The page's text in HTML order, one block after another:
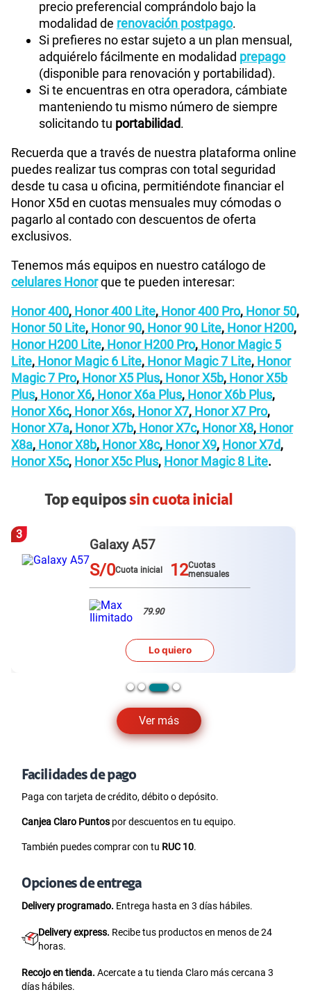
precio preferencial comprándolo bajo la
modalidad de renovación postpago.
Si prefieres no estar sujeto a un plan mensual,
adquiérelo fácilmente en modalidad prepago
(disponible para renovación y portabilidad).
Si te encuentras en otra operadora, cámbiate
manteniendo tu mismo número de siempre
solicitando tu portabilidad.
Recuerda que a través de nuestra plataforma online
puedes realizar tus compras con total seguridad
desde tu casa u oficina, permitiéndote financiar el
Honor X5d en cuotas mensuales muy cómodas o
pagarlo al contado con descuentos de oferta
exclusivos.
Tenemos más equipos en nuestro catálogo de
celulares Honorque te pueden interesar:
Honor 400, Honor 400 Lite, Honor 400 Pro, Honor 50,
Honor 50 Lite, Honor 90, Honor 90 Lite, Honor H200,
Honor H200 Lite, Honor H200 Pro, Honor Magic 5
Lite, Honor Magic 6 Lite, Honor Magic 7 Lite, Honor
Magic 7 Pro, Honor X5 Plus, Honor X5b, Honor X5b
Plus, Honor X6, Honor X6a Plus, Honor X6b Plus,
Honor X6c, Honor X6s, Honor X7, Honor X7 Pro,
Honor X7a, Honor X7b, Honor X7c, Honor X8, Honor
X8a, Honor X8b, Honor X8c, Honor X9, Honor X7d,
Honor X5c, Honor X5c Plus, Honor Magic 8 Lite.
Top equipossin cuota inicial
Ver más
3
Galaxy A57
S/0Cuota inicial 12Cuotas
mensuales
79.90
Lo quiero
Facilidades de pago
Paga con tarjeta de crédito, débito o depósito.
Canjea Claro Puntos por descuentos en tu equipo.
También puedes comprar con tu RUC 10.
Opciones de entrega
Delivery programado. Entrega hasta en 3 días hábiles.
Delivery express. Recibe tus productos en menos de 24
horas.
Recojo en tienda. Acercate a tu tienda Claro más cercana 3
días hábiles.